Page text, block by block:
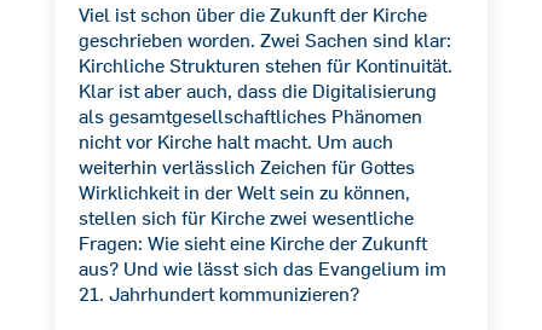
Viel ist schon über die Zukunft der Kirche
geschrieben worden. Zwei Sachen sind klar:
Kirchliche Strukturen stehen für Kontinuität.
Klar ist aber auch, dass die Digitalisierung
als gesamtgesellschaftliches Phänomen
nicht vor Kirche halt macht. Um auch
weiterhin verlässlich Zeichen für Gottes
Wirklichkeit in der Welt sein zu können,
stellen sich für Kirche zwei wesentliche
Fragen: Wie sieht eine Kirche der Zukunft
aus? Und wie lässt sich das Evangelium im
21. Jahrhundert kommunizieren?